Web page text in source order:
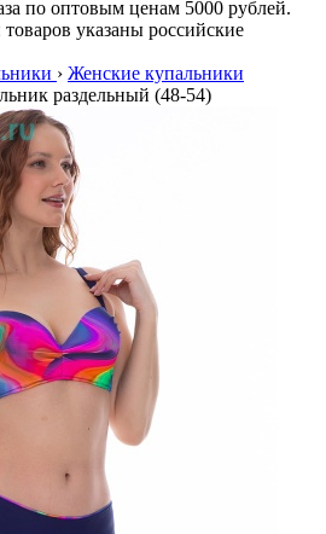
по оптовым ценам 5000 рублей.
указаны российские
› Женские купальники
раздельный (48-54)